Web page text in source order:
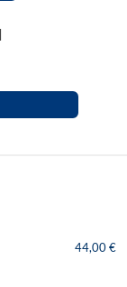
44,00 €